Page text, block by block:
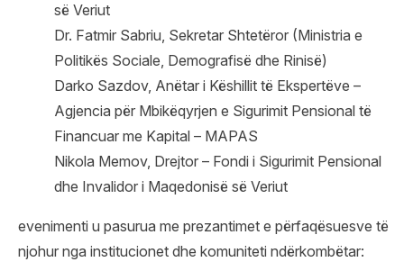
së Veriut
Dr. Fatmir Sabriu, Sekretar Shtetëror (Ministria e
Politikës Sociale, Demografisë dhe Rinisë)
Darko Sazdov, Anëtar i Këshillit të Ekspertëve –
Agjencia për Mbikëqyrjen e Sigurimit Pensional të
Financuar me Kapital – MAPAS
Nikola Memov, Drejtor – Fondi i Sigurimit Pensional
dhe Invalidor i Maqedonisë së Veriut
evenimenti u pasurua me prezantimet e përfaqësuesve të
njohur nga institucionet dhe komuniteti ndërkombëtar: